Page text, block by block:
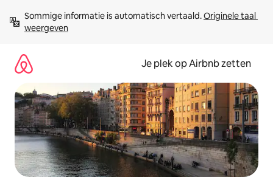
direct
naar
Sommige informatie is automatisch vertaald. Originele taal
weergeven
Je plek op Airbnb zetten